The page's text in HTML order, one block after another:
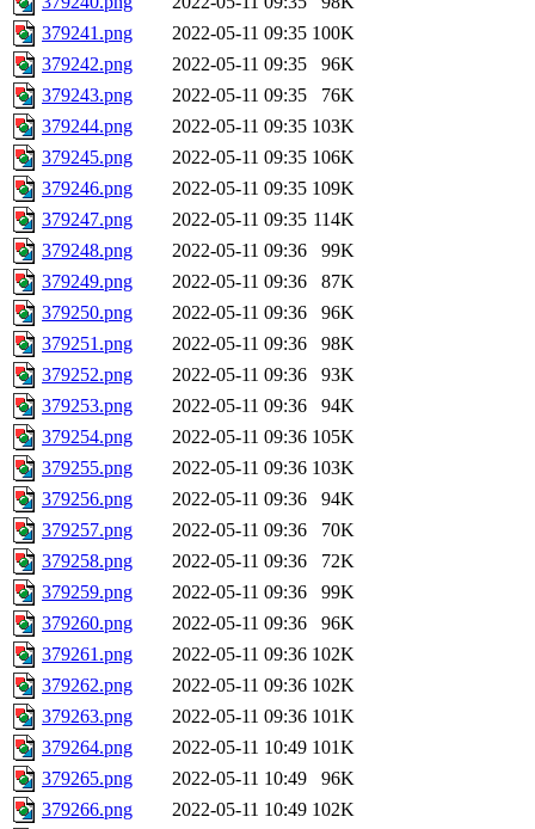
379241.png
2022-05-11 09:35 100K
379242.png
2022-05-11 09:35
96K
379243.png
2022-05-11 09:35
76K
379244.png
2022-05-11 09:35 103K
379245.png
2022-05-11 09:35 106K
379246.png
2022-05-11 09:35 109K
379247.png
2022-05-11 09:35 114K
379248.png
2022-05-11 09:36
99K
379249.png
2022-05-11 09:36
87K
379250.png
2022-05-11 09:36
96K
379251.png
2022-05-11 09:36
98K
379252.png
2022-05-11 09:36
93K
379253.png
2022-05-11 09:36
94K
379254.png
2022-05-11 09:36 105K
379255.png
2022-05-11 09:36 103K
379256.png
2022-05-11 09:36
94K
379257.png
2022-05-11 09:36
70K
379258.png
2022-05-11 09:36
72K
379259.png
2022-05-11 09:36
99K
379260.png
2022-05-11 09:36
96K
379261.png
2022-05-11 09:36 102K
379262.png
2022-05-11 09:36 102K
379263.png
2022-05-11 09:36 101K
379264.png
2022-05-11 10:49 101K
379265.png
2022-05-11 10:49
96K
379266.png
2022-05-11 10:49 102K